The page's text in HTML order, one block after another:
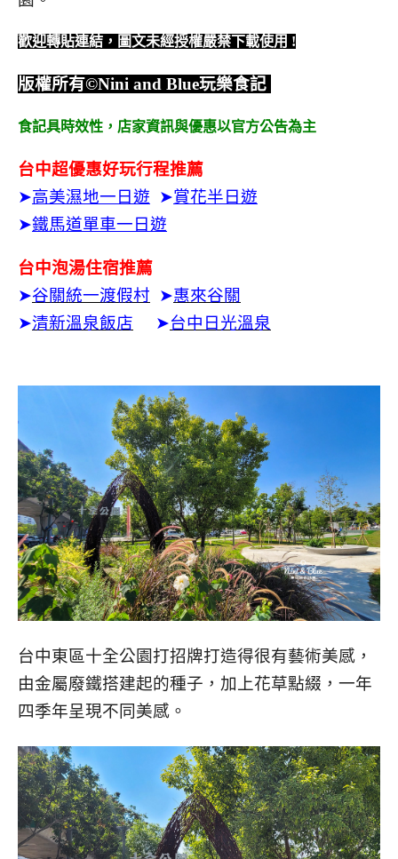
歡迎轉貼連結，圖文未經授權嚴禁下載使用 !
版權所有©Nini and Blue玩樂食記
食記具時效性， 店家資訊與優惠以官方公告為主
台中超優惠好玩行程推薦
➤高美濕地一日遊 ➤賞花半日遊
➤鐵馬道單車一日遊
台中泡湯住宿推薦
➤谷關統一渡假村 ➤惠來谷關
➤清新溫泉飯店 ➤台中日光溫泉
台中東區十全公園打招牌打造得很有藝術美感，
由金屬廢鐵搭建起的種子，加上花草點綴，一年
四季年呈現不同美感。